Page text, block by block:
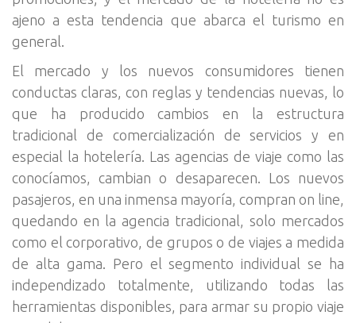
ajeno a esta tendencia que abarca el turismo en
general.
El mercado y los nuevos consumidores tienen
conductas claras, con reglas y tendencias nuevas, lo
que ha producido cambios en la estructura
tradicional de comercialización de servicios y en
especial la hotelería. Las agencias de viaje como las
conocíamos, cambian o desaparecen. Los nuevos
pasajeros, en una inmensa mayoría, compran on line,
quedando en la agencia tradicional, solo mercados
como el corporativo, de grupos o de viajes a medida
de alta gama. Pero el segmento individual se ha
independizado totalmente, utilizando todas las
herramientas disponibles, para armar su propio viaje